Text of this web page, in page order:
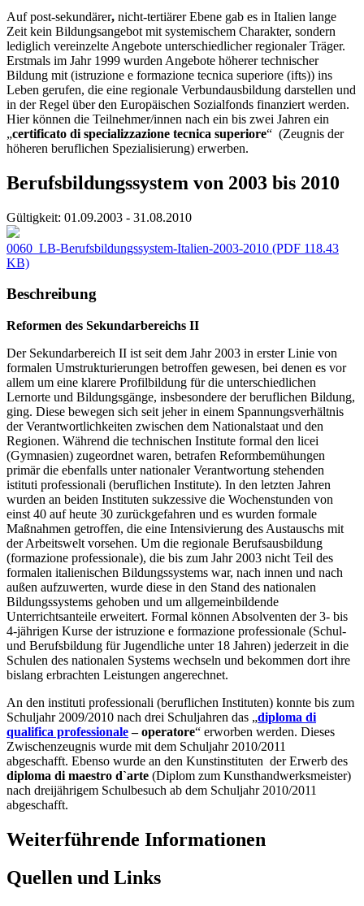
Auf post-sekundärer, nicht-tertiärer Ebene gab es in Italien lange
Zeit kein Bildungsangebot mit systemischem Charakter, sondern
lediglich vereinzelte Angebote unterschiedlicher regionaler Träger.
Erstmals im Jahr 1999 wurden Angebote höherer technischer
Bildung mit (istruzione e formazione tecnica superiore (ifts)) ins
Leben gerufen, die eine regionale Verbundausbildung darstellen und
in der Regel über den Europäischen Sozialfonds finanziert werden.
Hier können die Teilnehmer/innen nach ein bis zwei Jahren ein
„certificato di specializzazione tecnica superiore“ (Zeugnis der
höheren beruflichen Spezialisierung) erwerben.
Berufsbildungssystem von 2003 bis 2010
Gültigkeit: 01.09.2003 - 31.08.2010
0060_LB-Berufsbildungssystem-Italien-2003-2010 (PDF 118.43
KB)
Beschreibung
Reformen des Sekundarbereichs II
Der Sekundarbereich II ist seit dem Jahr 2003 in erster Linie von
formalen Umstrukturierungen betroffen gewesen, bei denen es vor
allem um eine klarere Profilbildung für die unterschiedlichen
Lernorte und Bildungsgänge, insbesondere der beruflichen Bildung,
ging. Diese bewegen sich seit jeher in einem Spannungsverhältnis
der Verantwortlichkeiten zwischen dem Nationalstaat und den
Regionen. Während die technischen Institute formal den licei
(Gymnasien) zugeordnet waren, betrafen Reformbemühungen
primär die ebenfalls unter nationaler Verantwortung stehenden
istituti professionali (beruflichen Institute). In den letzten Jahren
wurden an beiden Instituten sukzessive die Wochenstunden von
einst 40 auf heute 30 zurückgefahren und es wurden formale
Maßnahmen getroffen, die eine Intensivierung des Austauschs mit
der Arbeitswelt vorsehen. Um die regionale Berufsausbildung
(formazione professionale), die bis zum Jahr 2003 nicht Teil des
formalen italienischen Bildungssystems war, nach innen und nach
außen aufzuwerten, wurde diese in den Stand des nationalen
Bildungssystems gehoben und um allgemeinbildende
Unterrichtsanteile erweitert. Formal können Absolventen der 3- bis
4-jährigen Kurse der istruzione e formazione professionale (Schul-
und Berufsbildung für Jugendliche unter 18 Jahren) jederzeit in die
Schulen des nationalen Systems wechseln und bekommen dort ihre
bislang erbrachten Leistungen angerechnet.
An den instituti professionali (beruflichen Instituten) konnte bis zum
Schuljahr 2009/2010 nach drei Schuljahren das „diploma di
qualifica professionale– operatore“ erworben werden. Dieses
Zwischenzeugnis wurde mit dem Schuljahr 2010/2011
abgeschafft. Ebenso wurde an den Kunstinstituten der Erwerb des
diploma di maestro d`arte (Diplom zum Kunsthandwerksmeister)
nach dreijährigem Schulbesuch ab dem Schuljahr 2010/2011
abgeschafft.
Weiterführende Informationen
Quellen und Links